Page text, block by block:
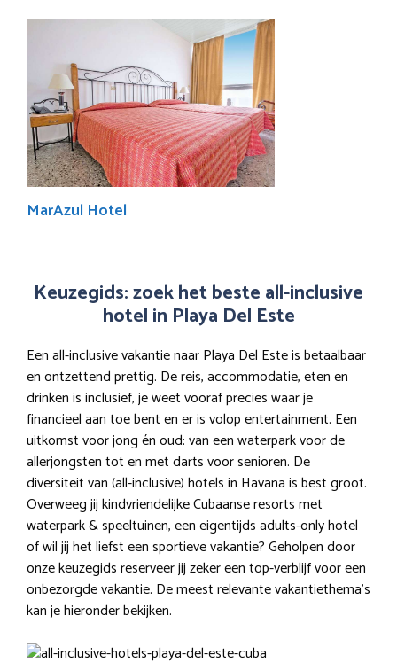
MarAzul Hotel
Keuzegids: zoek het beste all-inclusive
hotel in Playa Del Este
Een all-inclusive vakantie naar Playa Del Este is betaalbaar
en ontzettend prettig. De reis, accommodatie, eten en
drinken is inclusief, je weet vooraf precies waar je
financieel aan toe bent en er is volop entertainment. Een
uitkomst voor jong én oud: van een waterpark voor de
allerjongsten tot en met darts voor senioren. De
diversiteit van (all-inclusive) hotels in Havana is best groot.
Overweeg jij kindvriendelijke Cubaanse resorts met
waterpark & speeltuinen, een eigentijds adults-only hotel
of wil jij het liefst een sportieve vakantie? Geholpen door
onze keuzegids reserveer jij zeker een top-verblijf voor een
onbezorgde vakantie. De meest relevante vakantiethema’s
kan je hieronder bekijken.